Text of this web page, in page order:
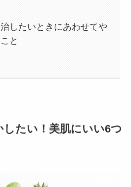
したいときにあわせてや
と
たい！美肌にいい6つ